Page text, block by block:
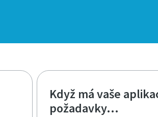
Když má vaše
požadavky...